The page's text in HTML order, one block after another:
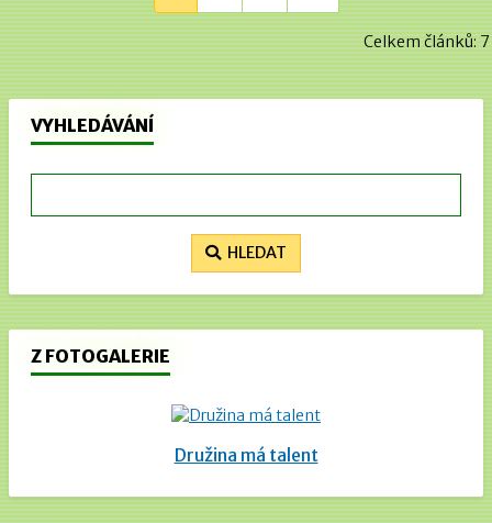
Celkem článků: 7
VYHLEDÁVÁNÍ
HLEDAT
Z FOTOGALERIE
Družina má talent